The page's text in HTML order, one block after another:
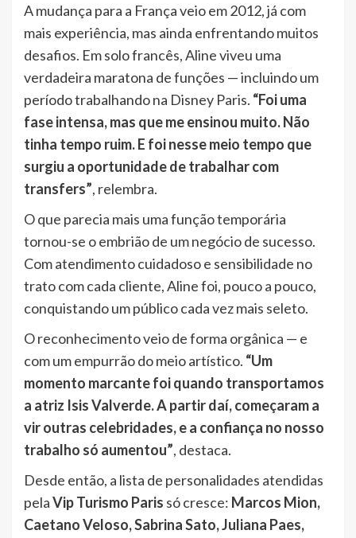
A mudança para a França veio em 2012, já com
mais experiência, mas ainda enfrentando muitos
desafios. Em solo francês, Aline viveu uma
verdadeira maratona de funções — incluindo um
período trabalhando na Disney Paris. “Foi uma
fase intensa, mas que me ensinou muito. Não
tinha tempo ruim. E foi nesse meio tempo que
surgiu a oportunidade de trabalhar com
transfers”, relembra.
O que parecia mais uma função temporária
tornou-se o embrião de um negócio de sucesso.
Com atendimento cuidadoso e sensibilidade no
trato com cada cliente, Aline foi, pouco a pouco,
conquistando um público cada vez mais seleto.
O reconhecimento veio de forma orgânica — e
com um empurrão do meio artístico. “Um
momento marcante foi quando transportamos
a atriz Isis Valverde. A partir daí, começaram a
vir outras celebridades, e a confiança no nosso
trabalho só aumentou”, destaca.
Desde então, a lista de personalidades atendidas
pelaVip Turismo Paris só cresce: Marcos Mion,
Caetano Veloso, Sabrina Sato, Juliana Paes,